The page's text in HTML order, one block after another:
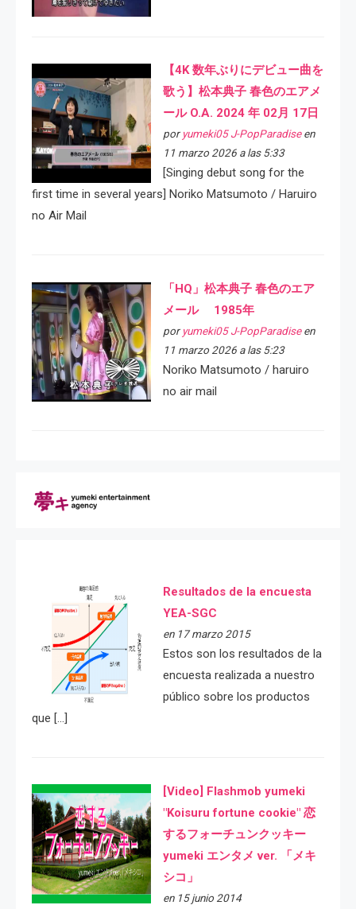
【4K 数年ぶりにデビュー曲を
歌う】松本典子 春色のエアメ
ール O.A. 2024 年 02月 17日
por yumeki05 J-PopParadiseen
11 marzo 2026 a las 5:33
[Singing debut song for the
first time in several years] Noriko Matsumoto / Haruiro
no Air Mail
「HQ」松本典子 春色のエア
メール 1985年
por yumeki05 J-PopParadiseen
11 marzo 2026 a las 5:23
Noriko Matsumoto / haruiro
no air mail
Resultados de la encuesta
YEA-SGC
en 17 marzo 2015
Estos son los resultados de la
encuesta realizada a nuestro
público sobre los productos
que […]
[Video] Flashmob yumeki
"Koisuru fortune cookie" 恋
するフォーチュンクッキー
yumeki エンタメ ver. 「メキ
シコ」
en 15 junio 2014